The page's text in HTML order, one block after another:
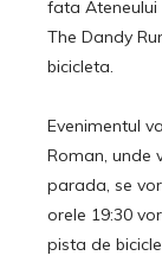
fata Ateneului
The Dandy
bicicleta.
Evenimentul
Roman, unde
parada, se
orele 19:30
pista de